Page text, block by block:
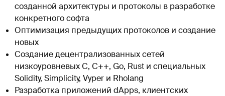
созданной архитектуры и протоколы в разработке
конкретного софта
Оптимизация предыдущих протоколов и создание
новых
Создание децентрализованных сетей
низкоуровневых С, С++, Go, Rust и специальных
Solidity, Simplicity, Vyper и Rholang
Разработка приложений dApps, клиентских